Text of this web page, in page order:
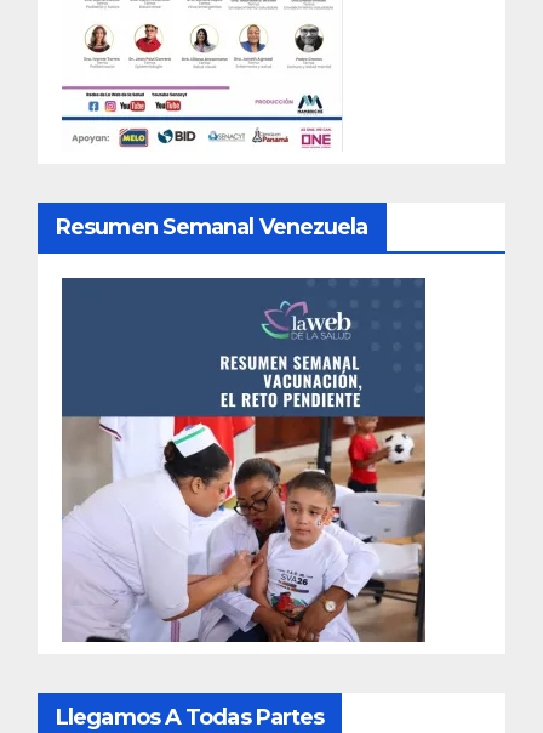
Resumen Semanal Venezuela
Llegamos A Todas Partes